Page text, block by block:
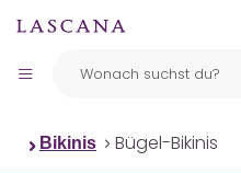
Bikinis Bügel-Bikinis